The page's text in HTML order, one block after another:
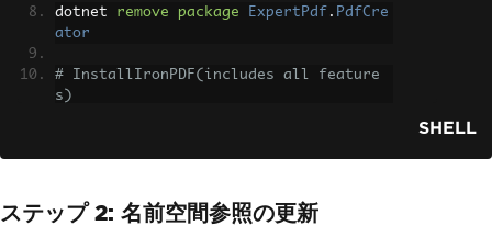
dotnet remove package ExpertPdf . PdfCre
ator
# InstallIronPDF(includes all feature
s)
SHELL
ステップ 2: 名前空間参照の更新